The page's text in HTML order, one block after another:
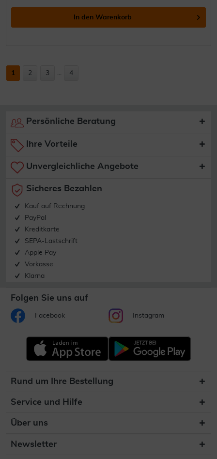
In den Warenkorb
1 2 3 ... 4
Persönliche Beratung
Ihre Vorteile
Unvergleichliche Angebote
Sicheres Bezahlen
Kauf auf Rechnung
PayPal
Kreditkarte
SEPA-Lastschrift
Apple Pay
Vorkasse
Klarna
Folgen Sie uns auf
Facebook Instagram
Rund um Ihre Bestellung
Service und Hilfe
Über uns
Newsletter